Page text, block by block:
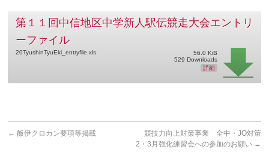
第１１回中信地区中学新人駅伝競走大会エントリ
ーファイル
20TyushinTyuEki_entryfile.xls
56.0 KiB
529 Downloads
詳細
← 飯伊クロカン要項等掲載
競技力向上対策事業 全中・JO対策
2・3月強化練習会への参加のお願い →